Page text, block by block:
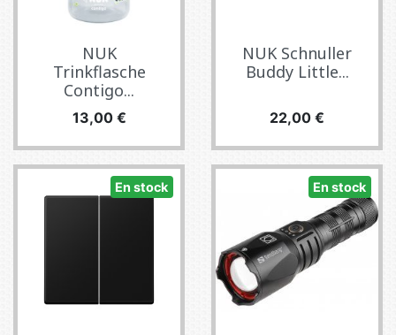
NUK
Trinkflasche
Contigo...
Precio
13,00 €
NUK Schnuller
Buddy Little...
Precio
22,00 €
En stock En stock